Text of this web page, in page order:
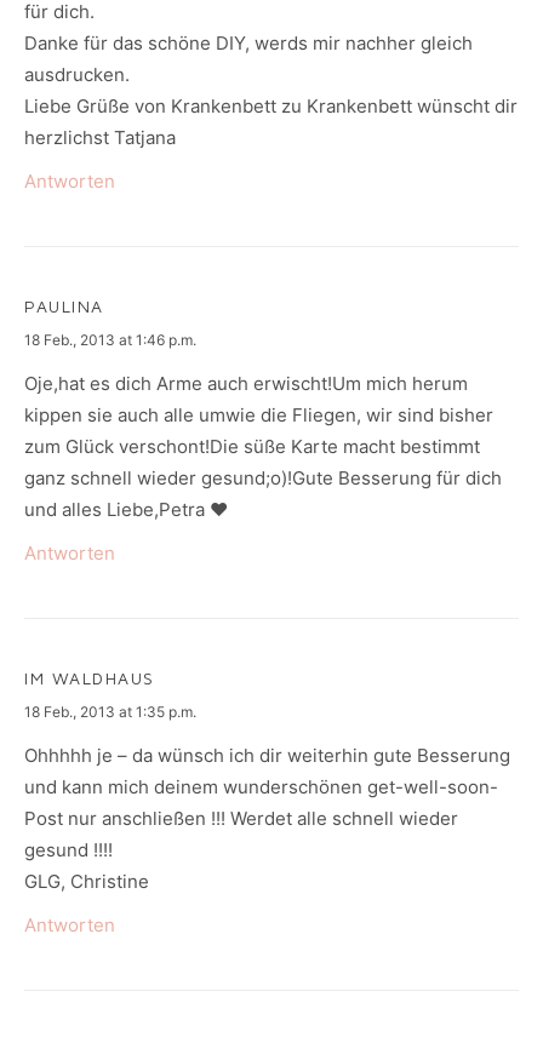
für dich.
Danke für das schöne DIY, werds mir nachher gleich
ausdrucken.
Liebe Grüße von Krankenbett zu Krankenbett wünscht dir
herzlichst Tatjana
Antworten
PAULINA
says:
18 Feb., 2013 at 1:46 p.m.
Oje,hat es dich Arme auch erwischt!Um mich herum
kippen sie auch alle umwie die Fliegen, wir sind bisher
zum Glück verschont!Die süße Karte macht bestimmt
ganz schnell wieder gesund;o)!Gute Besserung für dich
und alles Liebe,Petra ♥
Antworten
IM WALDHAUS
says:
18 Feb., 2013 at 1:35 p.m.
Ohhhhh je – da wünsch ich dir weiterhin gute Besserung
und kann mich deinem wunderschönen get-well-soon-
Post nur anschließen !!! Werdet alle schnell wieder
gesund !!!!
GLG, Christine
Antworten